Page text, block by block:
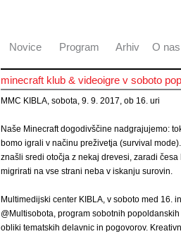
Novice Program Arhiv O nas
minecraft klub & videoigre v soboto
MMC KIBLA, sobota, 9. 9. 2017, ob 16. uri
Naše Minecraft dogodivščine nadgrajujemo:
bomo igrali v načinu preživetja (survival
znašli sredi otočja z nekaj drevesi, zaradi
migrirati na vse strani neba v iskanju surovin.
Multimedijski center KIBLA, v soboto med 16.
@Multisobota, program sobotnih
obliki tematskih delavnic in pogovorov.